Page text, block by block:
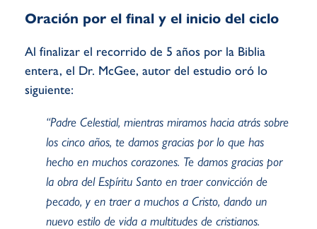
Oración por el final y el inicio del ciclo
Al finalizar el recorrido de 5 años por la Biblia
entera, el Dr. McGee, autor del estudio oró lo
siguiente:
“Padre Celestial, mientras miramos hacia atrás sobre
los cinco años, te damos gracias por lo que has
hecho en muchos corazones. Te damos gracias por
la obra del Espíritu Santo en traer convicción de
pecado, y en traer a muchos a Cristo, dando un
nuevo estilo de vida a multitudes de cristianos.